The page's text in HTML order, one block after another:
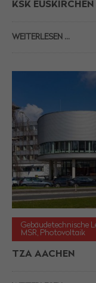
KSK EUSKIRCHEN
WEITERLESEN …
Gebäudetechnische
MSR, Photovoltaik
TZA AACHEN